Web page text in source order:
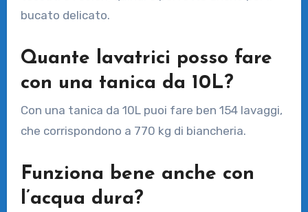
bucato delicato.
Quante lavatrici posso fare
con una tanica da 10L?
Con una tanica da 10L puoi fare ben 154 lavaggi,
che corrispondono a 770 kg di biancheria.
Funziona bene anche con
l’acqua dura?